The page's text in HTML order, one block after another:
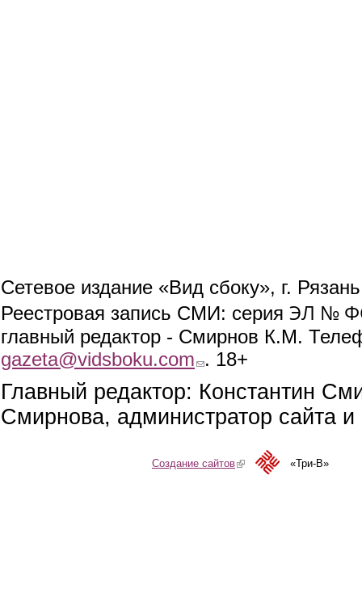
Сетевое издание «Вид сбоку», г.
Реестровая запись СМИ: серия ЭЛ №
главный редактор - Смирнов К.М.
gazeta@vidsboku.com (link sends e-mail)
. 18+
Главный редактор: Константин
Смирнова, администратор сайта
Создание сайтов(link is external)«Три-В»